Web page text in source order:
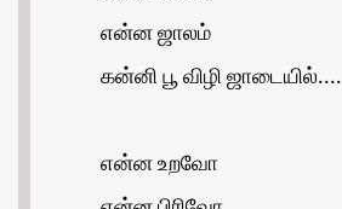
என்ன ஜாலம்
கன்னி பூ விழி ஜாடையில்....
என்ன உறவோ